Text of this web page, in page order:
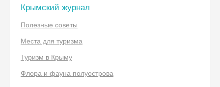
Крымский журнал
Полезные советы
Места для туризма
Туризм в Крыму
Флора и фауна полуострова